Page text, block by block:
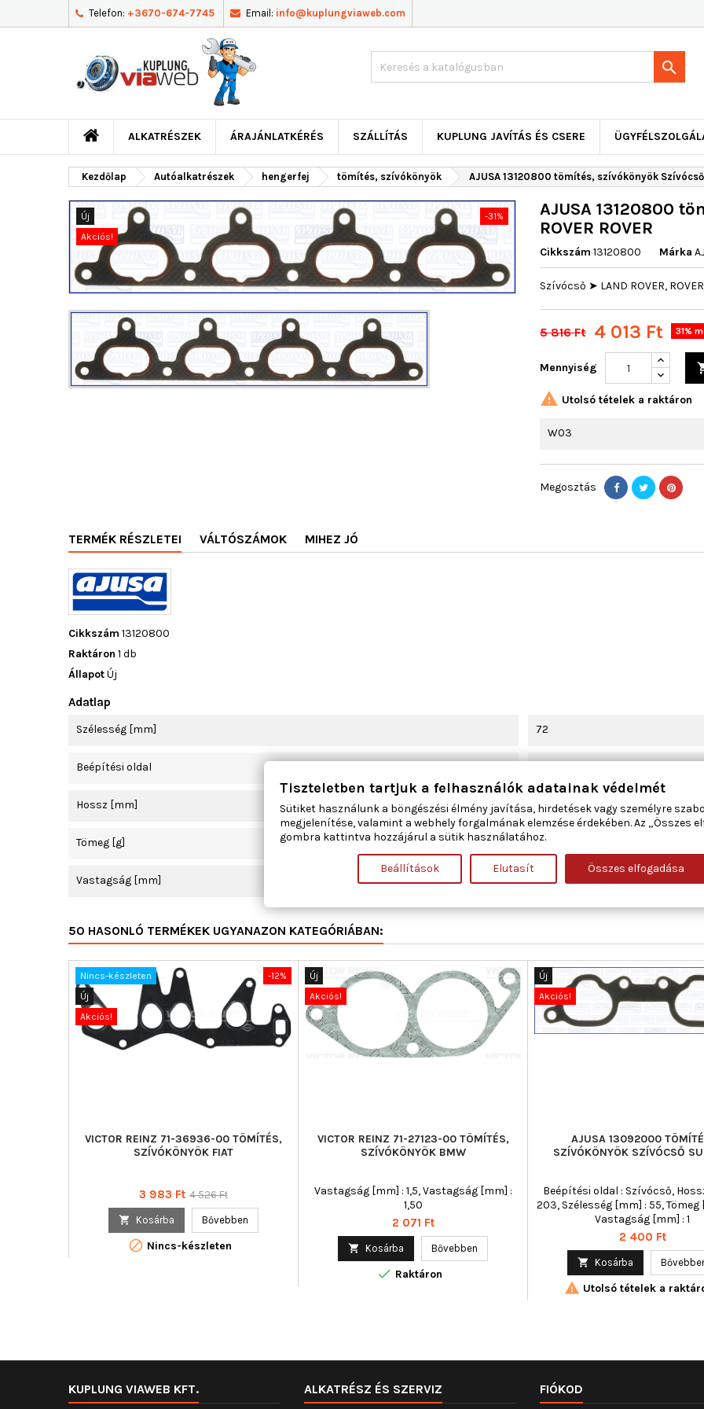
Telefon: +3670-674-7745 Email: info@kuplungviaweb.com

ALKATRÉSZEK ÁRAJÁNLATKÉRÉS SZÁLLÍTÁS KUPLUNG JAVÍTÁS ÉS CSERE
Kezdőlap Autóalkatrészek hengerfej tömítés, szívókönyök AJUSA 13120800 tömítés, szívókönyök Szívócső
Új
-31%
Akciós!
AJUSA 13120800
ROVER ROVER
Cikkszám 13120800 Márka
Szívócső ➤ LAND ROVER,
5 816 Ft 4 013 Ft 31%
Mennyiség
 Utolsó tételek a raktáron
W03
Megosztás
TERMÉK RÉSZLETEI VÁLTÓSZÁMOK MIHEZ JÓ
Cikkszám 13120800
Raktáron 1 db
ÁllapotÚj
Adatlap
Szélesség [mm] 72
Beépítési oldal
Hossz [mm] 393
Tömeg [g] 27,521
Vastagság [mm] 1
50 HASONLÓ TERMÉKEK UGYANAZON KATEGÓRIÁBAN:
-12%
Nincs-készleten
Új
Akciós!
VICTOR REINZ 71-36936-00 TÖMÍTÉS,
SZÍVÓKÖNYÖK FIAT
Ár
3 983 Ft Normál
4 526 Ft
 Kosárba Bővebben
 Nincs-készleten
Új
Akciós!
VICTOR REINZ 71-27123-00 TÖMÍTÉS,
SZÍVÓKÖNYÖK BMW
Vastagság [mm] : 1,5, Vastagság [mm] :
1,50
Ár
2 071 Ft
 Kosárba Bővebben
 Raktáron
Új
Akciós!
AJUSA 13092000
SZÍVÓKÖNYÖK SZÍVÓCSŐ
Beépítési oldal : Szívócső,
203, Szélesség [mm] : 55, Tömeg
Vastagság [mm] : 1
Ár
2 400 Ft
 Kosárba
 Utolsó tételek a
KUPLUNG VIAWEB KFT. ALKATRÉSZ ÉS SZERVIZ FIÓKOD
Tiszteletben tartjuk a felhasználók adatainak védelmét
Sütiket használunk a böngészési élmény javítása, hirdetések vagy személyre
megjelenítése, valamint a webhely forgalmának elemzése érdekében. Az „Összes
gombra kattintva hozzájárul a sütik használatához.
Beállítások Elutasít Összes elfogadása